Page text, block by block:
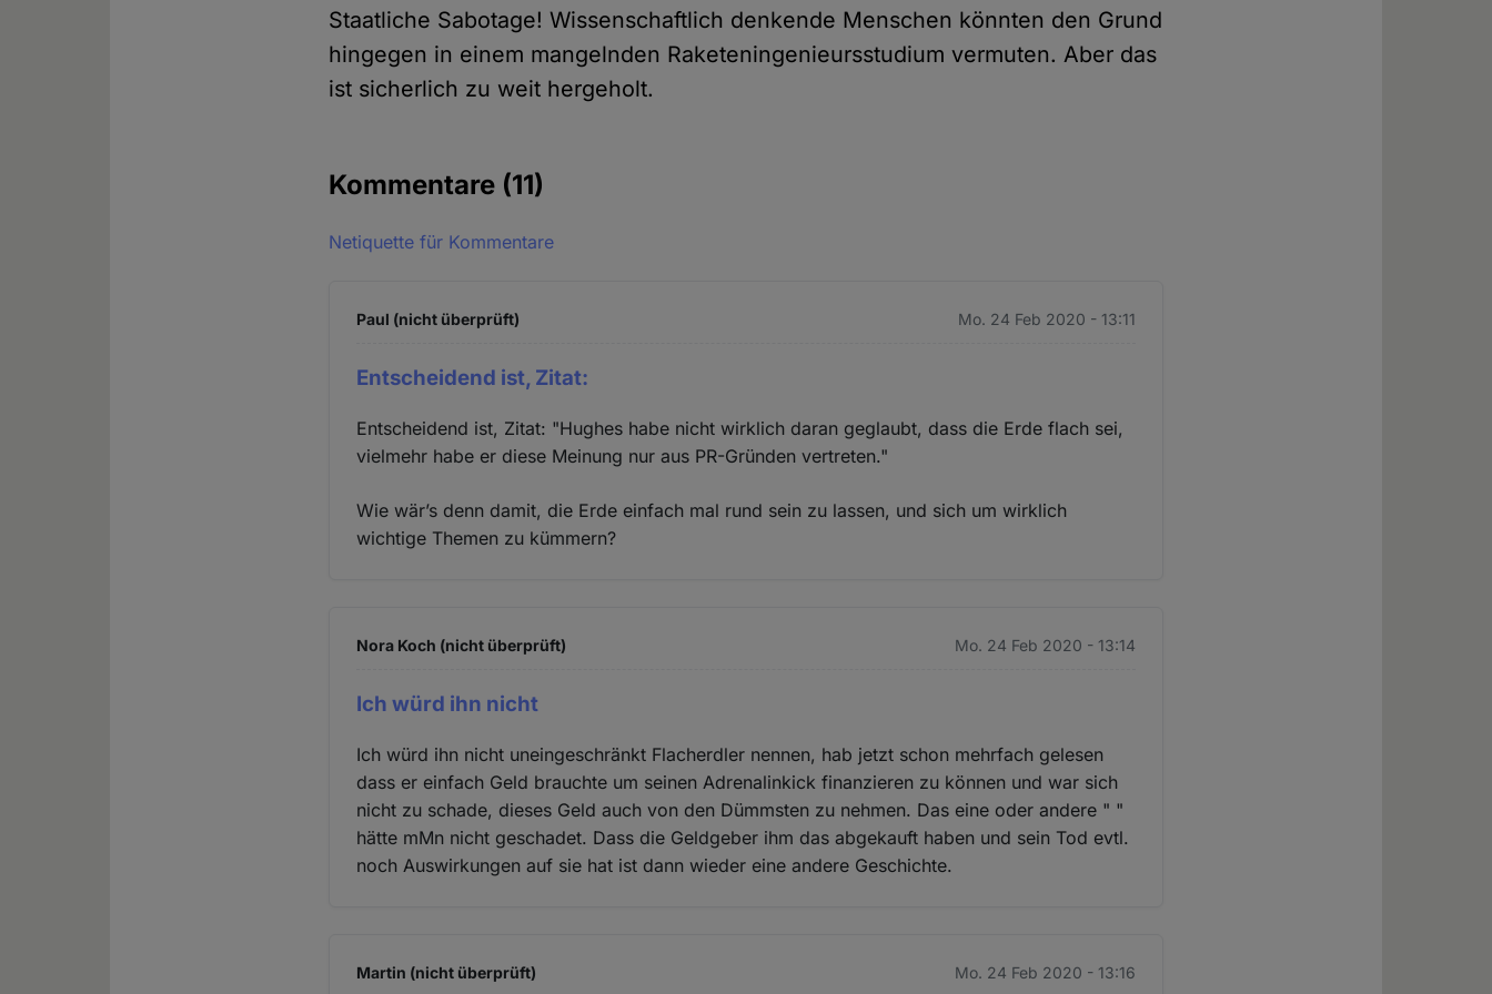
Staatliche Sabotage! Wissenschaftlich denkende Menschen könnten den Grund
hingegen in einem mangelnden Raketeningenieursstudium vermuten. Aber das
ist sicherlich zu weit hergeholt.
Kommentare (11)
Netiquette für Kommentare
Paul (nicht überprüft) Mo. 24 Feb 2020 - 13:11
Entscheidend ist, Zitat:
Entscheidend ist, Zitat: "Hughes habe nicht wirklich daran geglaubt, dass die Erde flach sei,
vielmehr habe er diese Meinung nur aus PR-Gründen vertreten."
Wie wär’s denn damit, die Erde einfach mal rund sein zu lassen, und sich um wirklich
wichtige Themen zu kümmern?
Nora Koch (nicht überprüft) Mo. 24 Feb 2020 - 13:14
Ich würd ihn nicht
Ich würd ihn nicht uneingeschränkt Flacherdler nennen, hab jetzt schon mehrfach gelesen
dass er einfach Geld brauchte um seinen Adrenalinkick finanzieren zu können und war sich
nicht zu schade, dieses Geld auch von den Dümmsten zu nehmen. Das eine oder andere " "
hätte mMn nicht geschadet. Dass die Geldgeber ihm das abgekauft haben und sein Tod evtl.
noch Auswirkungen auf sie hat ist dann wieder eine andere Geschichte.
Martin (nicht überprüft) Mo. 24 Feb 2020 - 13:16